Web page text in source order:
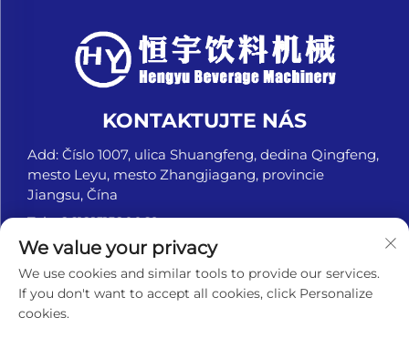
KONTAKTUJTE NÁS
Add: Číslo 1007, ulica Shuangfeng, dedina Qingfeng,
mesto Leyu, mesto Zhangjiagang, provincie
Jiangsu, Čína
Tel.:+8618151580069
E-mail: [email protected]
Autorské práva © Zhangjiagang Hengyu Beverage
We value your privacy
We use cookies and similar tools to provide our services.
If you don't want to accept all cookies, click Personalize
cookies.